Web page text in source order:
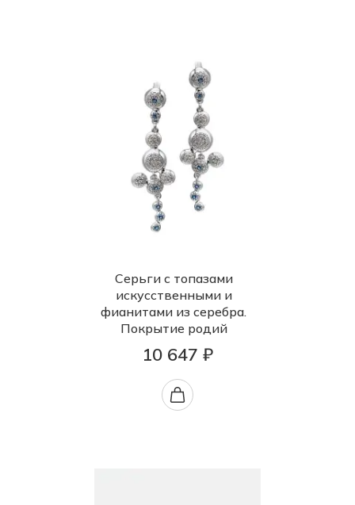
Серьги с топазами
искусственными и
фианитами из серебра.
Покрытие родий
10 647 ₽